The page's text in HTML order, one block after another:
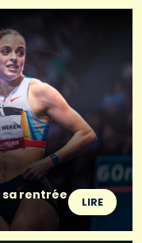
sa rentrée
LIRE